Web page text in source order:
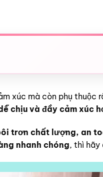
xúc mà còn phụ thuộc
chịu và đầy cảm xúc
trơn chất lượng, an
nhanh chóng, thì hãy